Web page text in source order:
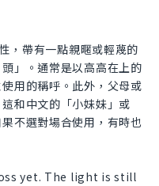
，帶有一點親暱或輕蔑的
」。通常是以高高在上的
用的稱呼。此外，父母或
和中文的「小妹妹」或
不選對場合使用，有時也
yet. The light is still